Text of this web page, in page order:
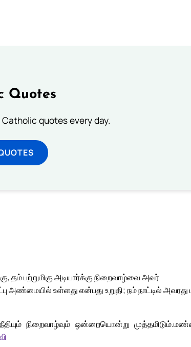
Quotes
quotes every day.
பற்றுமிகு அடியார்க்கு நிறைவாழ்வை அவர்
அண்மையில் உள்ளது என்பது உறுதி; நம் நாட்டில் அவரது
நிறைவாழ்வும் ஒன்றையொன்று முத்தமிடும்.